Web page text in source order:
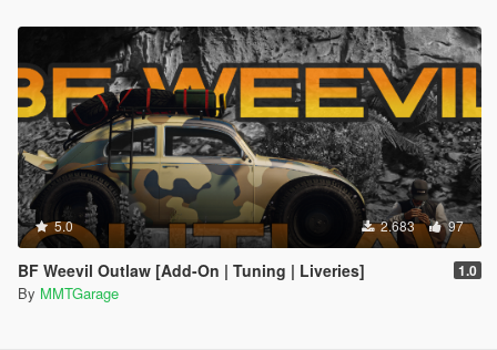
5.0 2.683 97
BF Weevil Outlaw [Add-On | Tuning | Liveries] 1.0
By MMTGarage